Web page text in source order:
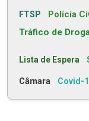
FTSP Polícia
Tráfico de
Lista de Espera
Câmara Covid-